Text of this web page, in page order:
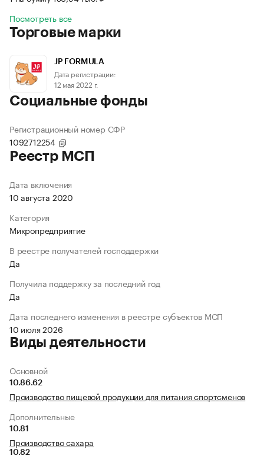
Посмотреть все
Торговые марки
JP FORMULA
Дата регистрации:
12 мая 2022 г.
Социальные фонды
Регистрационный номер СФР
1092712254
Реестр МСП
Дата включения
10 августа 2020
Категория
Микропредприятие
В реестре получателей господдержки
Да
Получила поддержку за последний год
Да
Дата последнего изменения в реестре субъектов МСП
10 июля 2026
Виды деятельности
Основной
10.86.62
Производство пищевой продукции для питания спортсменов
Дополнительные
10.81
Производство сахара
10.82